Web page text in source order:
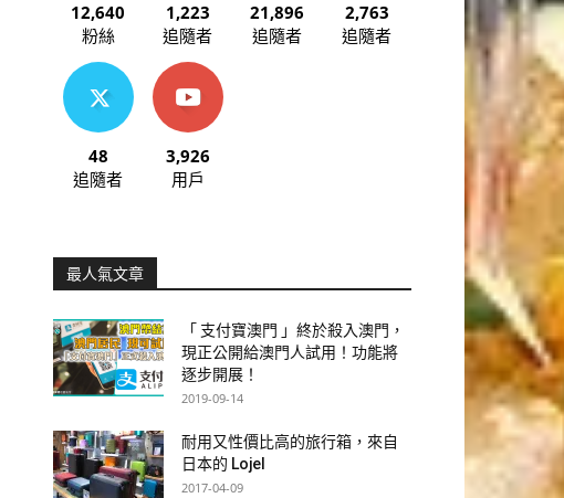
12,640
粉絲
1,223
追隨者
21,896
追隨者
2,763
追隨者
48
追隨者
3,926
用戶
最人氣文章
「 支付寶澳門 」終於殺入澳門，
現正公開給澳門人試用！功能將
逐步開展！
2019-09-14
耐用又性價比高的旅行箱，來自
日本的 Lojel
2017-04-09